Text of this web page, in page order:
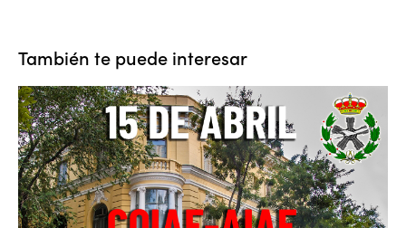
También te puede interesar